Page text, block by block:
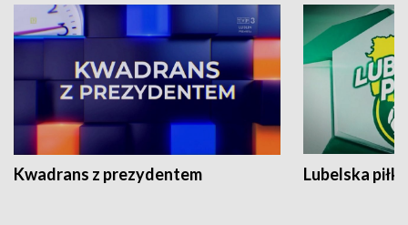
Kwadrans z prezydentem Lubelska piłka